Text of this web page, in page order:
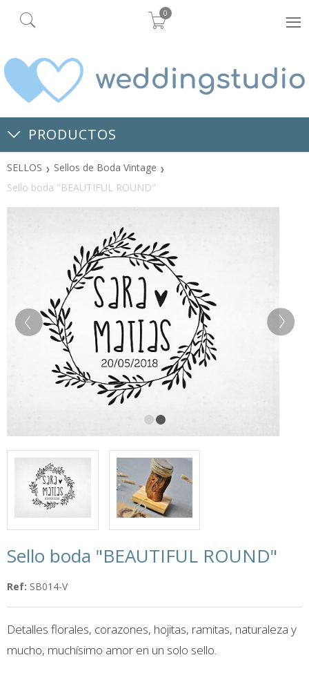
0
PRODUCTOS
SELLOS
Sellos de Boda Vintage
Sello boda "BEAUTIFUL ROUND"
Sello boda "BEAUTIFUL ROUND"
Ref: SB014-V
Detalles florales, corazones, hojitas, ramitas, naturaleza y
mucho, muchísimo amor en un solo sello.